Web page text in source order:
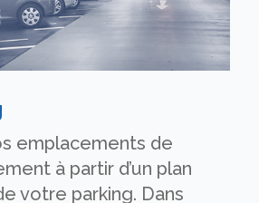
emplacements de
à partir d’un plan
votre parking. Dans